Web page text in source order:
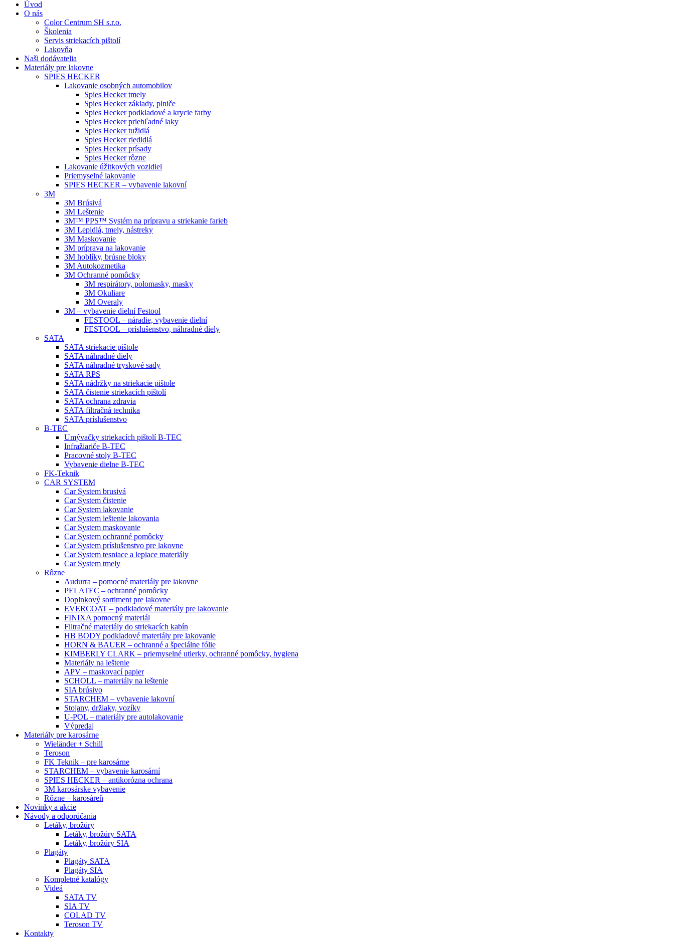
Úvod
O nás
Color Centrum SH s.r.o.
Školenia
Servis striekacích pištolí
Lakovňa
Naši dodávatelia
Materiály pre lakovne
SPIES HECKER
Lakovanie osobných automobilov
Spies Hecker tmely
Spies Hecker základy, plniče
Spies Hecker podkladové a krycie farby
Spies Hecker priehľadné laky
Spies Hecker tužidlá
Spies Hecker riedidlá
Spies Hecker prísady
Spies Hecker rôzne
Lakovanie úžitkových vozidiel
Priemyselné lakovanie
SPIES HECKER – vybavenie lakovní
3M
3M Brúsivá
3M Leštenie
3M™ PPS™ Systém na prípravu a striekanie farieb
3M Lepidlá, tmely, nástreky
3M Maskovanie
3M príprava na lakovanie
3M hoblíky, brúsne bloky
3M Autokozmetika
3M Ochranné pomôcky
3M respirátory, polomasky, masky
3M Okuliare
3M Overaly
3M – vybavenie dielní Festool
FESTOOL – náradie, vybavenie dielní
FESTOOL – príslušenstvo, náhradné diely
SATA
SATA striekacie pištole
SATA náhradné diely
SATA náhradné tryskové sady
SATA RPS
SATA nádržky na striekacie pištole
SATA čistenie striekacích pištolí
SATA ochrana zdravia
SATA filtračná technika
SATA príslušenstvo
B-TEC
Umývačky striekacích pištolí B-TEC
Infražiariče B-TEC
Pracovné stoly B-TEC
Vybavenie dielne B-TEC
FK-Teknik
CAR SYSTEM
Car System brusivá
Car System čistenie
Car System lakovanie
Car System leštenie lakovania
Car System maskovanie
Car System ochranné pomôcky
Car System príslušenstvo pre lakovne
Car System tesniace a lepiace materiály
Car System tmely
Rôzne
Audurra – pomocné materiály pre lakovne
PELATEC – ochranné pomôcky
Doplnkový sortiment pre lakovne
EVERCOAT – podkladové materiály pre lakovanie
FINIXA pomocný materiál
Filtračné materiály do striekacích kabín
HB BODY podkladové materiály pre lakovanie
HORN & BAUER – ochranné a špeciálne fólie
KIMBERLY CLARK – priemyselné utierky, ochranné pomôcky, hygiena
Materiály na leštenie
APV – maskovací papier
SCHOLL – materiály na leštenie
SIA brúsivo
STARCHEM – vybavenie lakovní
Stojany, držiaky, vozíky
U-POL – materiály pre autolakovanie
Výpredaj
Materiály pre karosárne
Wieländer + Schill
Teroson
FK Teknik – pre karosárne
STARCHEM – vybavenie karosární
SPIES HECKER – antikorózna ochrana
3M karosárske vybavenie
Rôzne – karosáreň
Novinky a akcie
Návody a odporúčania
Letáky, brožúry
Letáky, brožúry SATA
Letáky, brožúry SIA
Plagáty
Plagáty SATA
Plagáty SIA
Kompletné katalógy
Videá
SATA TV
SIA TV
COLAD TV
Teroson TV
Kontakty